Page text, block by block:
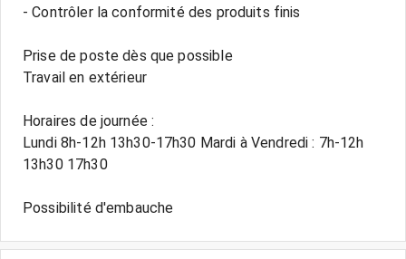
- Contrôler la conformité des produits finis
Prise de poste dès que possible
Travail en extérieur
Horaires de journée :
Lundi 8h-12h 13h30-17h30 Mardi à Vendredi : 7h-12h
13h30 17h30